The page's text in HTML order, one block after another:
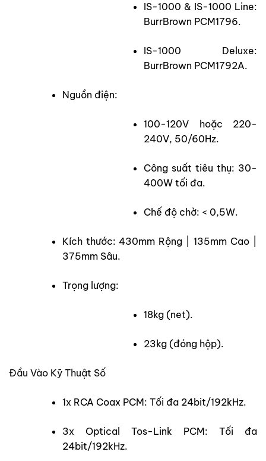
IS-1000 & IS-1000 Line:
BurrBrown PCM1796.
IS-1000 Deluxe:
BurrBrown PCM1792A.
Nguồn điện:
100-120V hoặc 220-
240V, 50/60Hz.
Công suất tiêu thụ: 30-
400W tối đa.
Chế độ chờ: < 0,5W.
Kích thước: 430mm Rộng | 135mm Cao |
375mm Sâu.
Trọng lượng:
18kg (net).
23kg (đóng hộp).
Đầu Vào Kỹ Thuật Số
1x RCA Coax PCM: Tối đa 24bit/192kHz.
3x Optical Tos-Link PCM: Tối đa
24bit/192kHz.